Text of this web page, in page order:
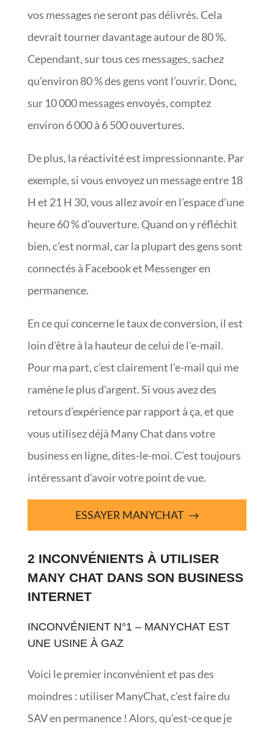
vos messages ne seront pas délivrés. Cela
devrait tourner davantage autour de 80 %.
Cependant, sur tous ces messages, sachez
qu’environ 80 % des gens vont l’ouvrir. Donc,
sur 10 000 messages envoyés, comptez
environ 6 000 à 6 500 ouvertures.
De plus, la réactivité est impressionnante. Par
exemple, si vous envoyez un message entre 18
H et 21 H 30, vous allez avoir en l’espace d’une
heure 60 % d’ouverture. Quand on y réfléchit
bien, c’est normal, car la plupart des gens sont
connectés à Facebook et Messenger en
permanence.
En ce qui concerne le taux de conversion, il est
loin d’être à la hauteur de celui de l’e-mail.
Pour ma part, c’est clairement l’e-mail qui me
ramène le plus d’argent. Si vous avez des
retours d’expérience par rapport à ça, et que
vous utilisez déjà Many Chat dans votre
business en ligne, dites-le-moi. C’est toujours
intéressant d’avoir votre point de vue.
ESSAYER MANYCHAT
2 INCONVÉNIENTS À UTILISER
MANY CHAT DANS SON BUSINESS
INTERNET
INCONVÉNIENT N°1 – MANYCHAT EST
UNE USINE À GAZ
Voici le premier inconvénient et pas des
moindres : utiliser ManyChat, c’est faire du
SAV en permanence ! Alors, qu’est-ce que je